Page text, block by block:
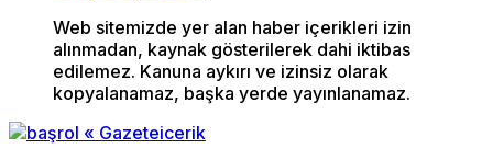
Web sitemizde yer alan haber içerikleri izin
alınmadan, kaynak gösterilerek dahi iktibas
edilemez. Kanuna aykırı ve izinsiz olarak
kopyalanamaz, başka yerde yayınlanamaz.